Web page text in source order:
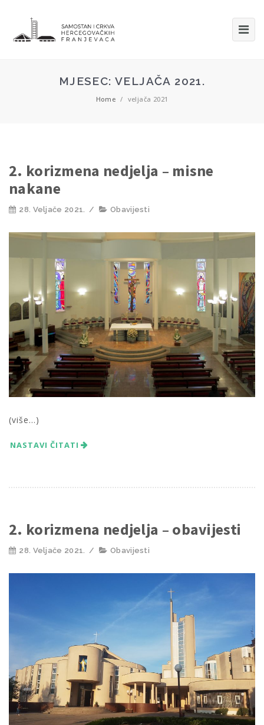
MJESEC: VELJAČA 2021.
Home / veljača 2021
2. korizmena nedjelja – misne
nakane
28. Veljače 2021. / Obavijesti
(više…)
NASTAVI ČITATI
2. korizmena nedjelja – obavijesti
28. Veljače 2021. / Obavijesti